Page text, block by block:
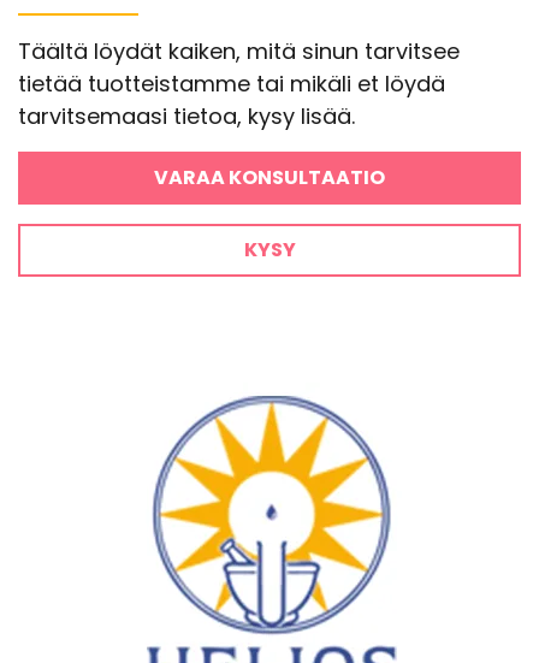
Täältä löydät kaiken, mitä sinun tarvitsee
tietää tuotteistamme tai mikäli et löydä
tarvitsemaasi tietoa, kysy lisää.
VARAA KONSULTAATIO
KYSY